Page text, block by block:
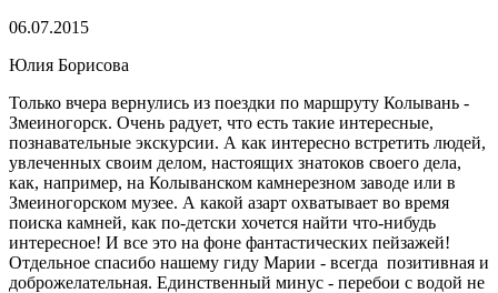
06.07.2015
Юлия Борисова
Только вчера вернулись из поездки по маршруту Колывань -
Змеиногорск. Очень радует, что есть такие интересные,
познавательные экскурсии. А как интересно встретить людей,
увлеченных своим делом, настоящих знатоков своего дела,
как, например, на Колыванском камнерезном заводе или в
Змеиногорском музее. А какой азарт охватывает во время
поиска камней, как по-детски хочется найти что-нибудь
интересное! И все это на фоне фантастических пейзажей!
Отдельное спасибо нашему гиду Марии - всегда позитивная и
доброжелательная. Единственный минус - перебои с водой не